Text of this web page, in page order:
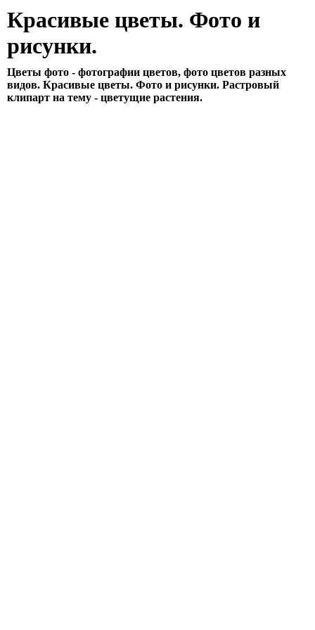
Красивые цветы. Фото и
рисунки.
Цветы фото - фотографии цветов, фото цветов разных
видов. Красивые цветы. Фото и рисунки. Растровый
клипарт на тему - цветущие растения.